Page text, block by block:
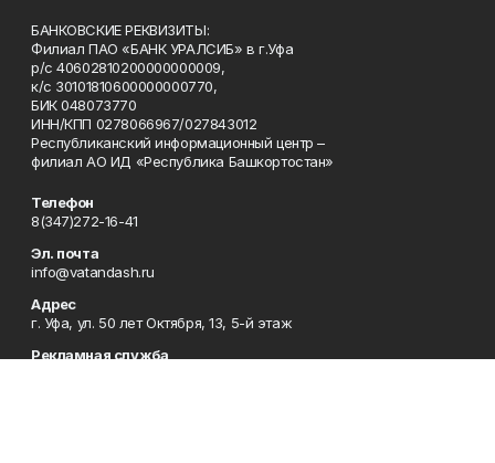
БАНКОВСКИЕ РЕКВИЗИТЫ:
Филиал ПАО «БАНК УРАЛСИБ» в г.Уфа
р/с 40602810200000000009,
к/с 30101810600000000770,
БИК 048073770
ИНН/КПП 0278066967/027843012
Республиканский информационный центр –
филиал АО ИД «Республика Башкортостан»
Телефон
8(347)272-16-41
Эл. почта
info@vatandash.ru
Адрес
г. Уфа, ул. 50 лет Октября, 13, 5-й этаж
Рекламная служба